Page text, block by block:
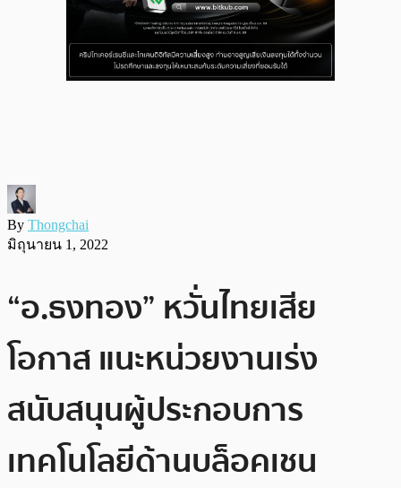
By Thongchai
มิถุนายน 1, 2022
“อ.ธงทอง” หวั่นไทยเสีย
โอกาส แนะหน่วยงานเร่ง
สนับสนุนผู้ประกอบการ
เทคโนโลยีด้านบล็อคเชน